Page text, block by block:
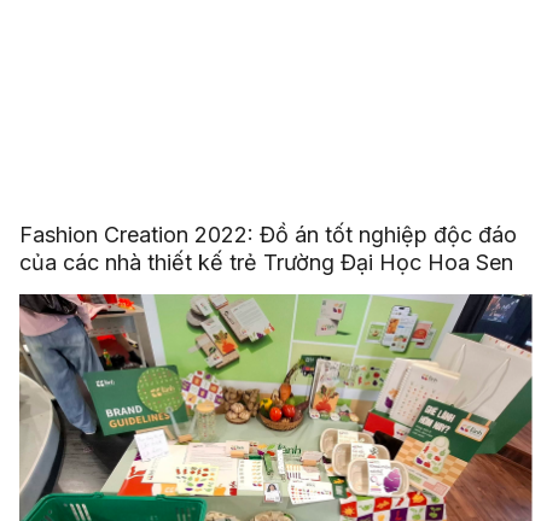
Fashion Creation 2022: Đồ án tốt nghiệp độc đáo
của các nhà thiết kế trẻ Trường Đại Học Hoa Sen